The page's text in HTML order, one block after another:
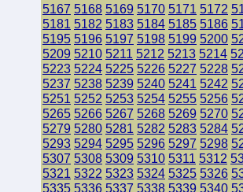
5167 5168 5169 5170 5171 5172
5181 5182 5183 5184 5185 5186
5195 5196 5197 5198 5199 5200
5209 5210 5211 5212 5213 5214
5223 5224 5225 5226 5227 5228
5237 5238 5239 5240 5241 5242
5251 5252 5253 5254 5255 5256
5265 5266 5267 5268 5269 5270
5279 5280 5281 5282 5283 5284
5293 5294 5295 5296 5297 5298
5307 5308 5309 5310 5311 5312
5321 5322 5323 5324 5325 5326
5335 5336 5337 5338 5339 5340